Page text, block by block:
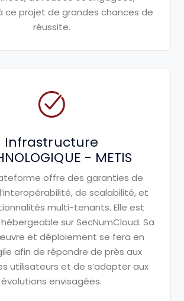
ce projet de grandes chances de
réussite.
Infrastructure
- METIS
offre des garanties de
de scalabilité, et
multi-tenants. Elle est
hébergeable surSecNumCloud. Sa
et déploiement se fera en
afin de répondre de près aux
utilisateurs et de s’adapter aux
évolutions envisagées.